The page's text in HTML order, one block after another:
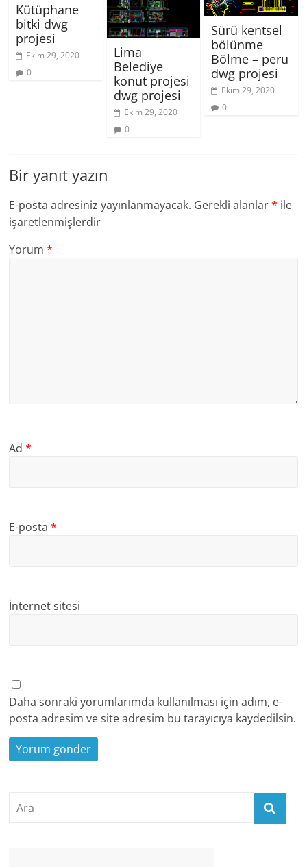
Kütüphane
bitki dwg
projesi
Ekim 29, 2020
0
Lima
Belediye
konut projesi
dwg projesi
Ekim 29, 2020
0
Sürü kentsel
bölünme
Bölme – peru
dwg projesi
Ekim 29, 2020
0
Bir yanıt yazın
E-posta adresiniz yayınlanmayacak. Gerekli alanlar* ile
işaretlenmişlerdir
Yorum*
Ad*
E-posta*
İnternet sitesi
Daha sonraki yorumlarımda kullanılması için adım, e-
posta adresim ve site adresim bu tarayıcıya kaydedilsin.